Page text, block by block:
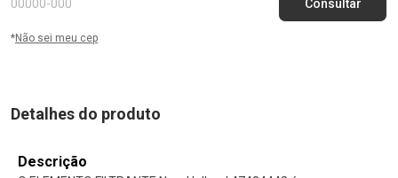
*Não sei meu cep
Detalhes do produto
Descrição